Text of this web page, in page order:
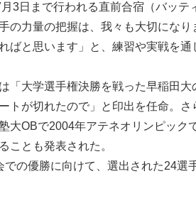
3日まで行われる直前合宿（バッテ
の力量の把握は、我々も大切にな
ばと思います」と、練習や実戦を
「大学選手権決勝を戦った早稲田大
トが切れたので」と印出を任命。
大OBで2004年アテネオリンピック
ことも発表された。
の優勝に向けて、選出された24選